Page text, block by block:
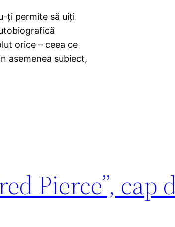
ţi permite să uiţi
orice – ceea ce
asemenea subiect,
Pierce”, cap